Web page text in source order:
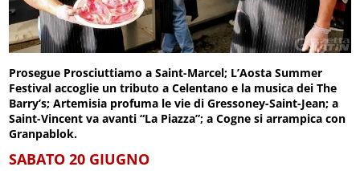
Prosegue Prosciuttiamo a Saint-Marcel; L’Aosta Summer
Festival accoglie un tributo a Celentano e la musica dei The
Barry’s; Artemisia profuma le vie di Gressoney-Saint-Jean; a
Saint-Vincent va avanti “La Piazza”; a Cogne si arrampica con
Granpablok.
SABATO 20 GIUGNO